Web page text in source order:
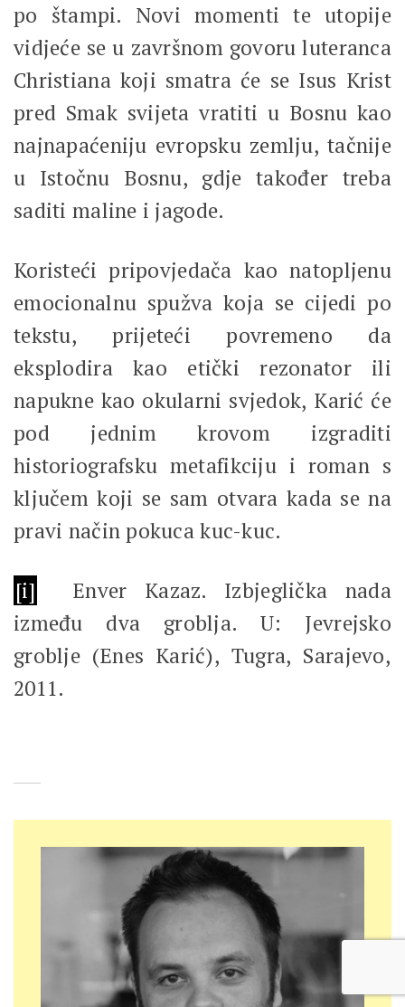
po štampi. Novi momenti te utopije
vidjeće se u završnom govoru luteranca
Christiana koji smatra će se Isus Krist
pred Smak svijeta vratiti u Bosnu kao
najnapaćeniju evropsku zemlju, tačnije
u Istočnu Bosnu, gdje također treba
saditi maline i jagode.
Koristeći pripovjedača kao natopljenu
emocionalnu spužva koja se cijedi po
tekstu, prijeteći povremeno da
eksplodira kao etički rezonator ili
napukne kao okularni svjedok, Karić će
pod jednim krovom izgraditi
historiografsku metafikciju i roman s
ključem koji se sam otvara kada se na
pravi način pokuca kuc-kuc.
[i] Enver Kazaz. Izbjeglička nada
između dva groblja. U: Jevrejsko
groblje (Enes Karić), Tugra, Sarajevo,
2011.